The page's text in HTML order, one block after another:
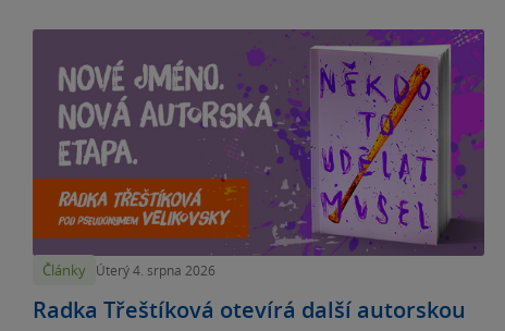
Články Úterý 4. srpna 2026
Radka Třeštíková otevírá další autorskou